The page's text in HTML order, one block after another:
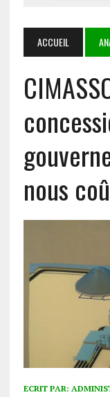
ACCUEIL
nous
ECRIT PAR: